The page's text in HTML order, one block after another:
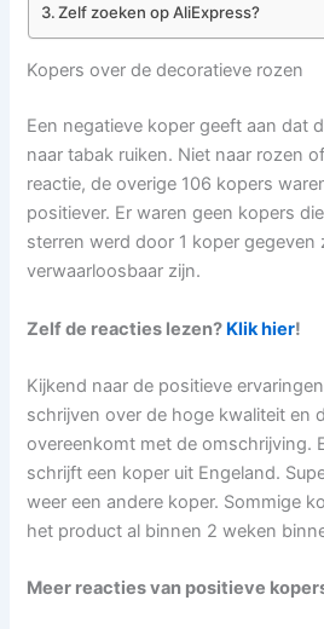
Zelf zoeken op AliExpress?
Kopers over de decoratieve rozen
Een negatieve koper geeft aan dat
naar tabak ruiken. Niet naar rozen
reactie, de overige 106 kopers
positiever. Er waren geen kopers
sterren werd door 1 koper gegeven
verwaarloosbaar zijn.
Zelf de reacties lezen? Klik hier!
Kijkend naar de positieve
schrijven over de hoge kwaliteit en
overeenkomt met de omschrijving.
schrijft een koper uit Engeland.
weer een andere koper. Sommige
het product al binnen 2 weken
Meer reacties van positieve